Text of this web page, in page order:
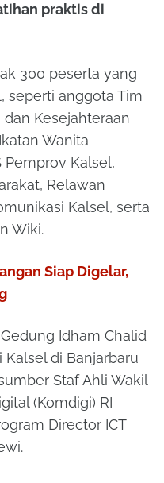
praktis di
300 peserta yang
seperti anggota Tim
Kesejahteraan
Wanita
Pemprov Kalsel,
Relawan
Kalsel, serta
Wiki.
Siap Digelar,
Idham Chalid
Kalsel di Banjarbaru
Staf Ahli Wakil
(Komdigi) RI
Director ICT